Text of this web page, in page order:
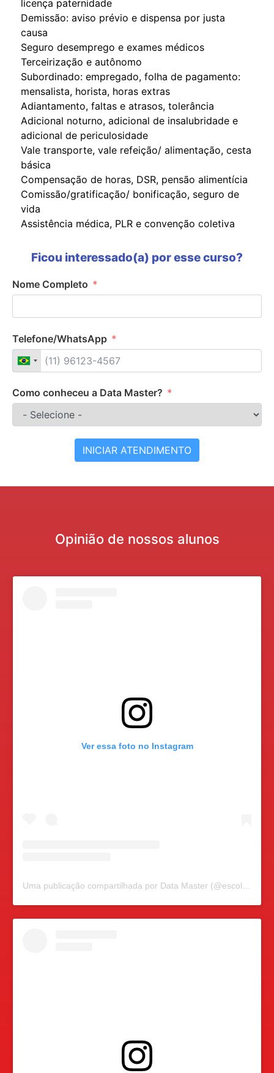
licença paternidade
Demissão: aviso prévio e dispensa por justa
causa
Seguro desemprego e exames médicos
Terceirização e autônomo
Subordinado: empregado, folha de pagamento:
mensalista, horista, horas extras
Adiantamento, faltas e atrasos, tolerância
Adicional noturno, adicional de insalubridade e
adicional de periculosidade
Vale transporte, vale refeição/ alimentação, cesta
básica
Compensação de horas, DSR, pensão alimentícia
Comissão/gratificação/ bonificação, seguro de
vida
Assistência médica, PLR e convenção coletiva
Ficou interessado(a) por esse curso?
Nome Completo
Telefone/WhatsApp
Como conheceu a Data Master?
INICIAR ATENDIMENTO
Opinião de nossos alunos
Ver essa foto no Instagram
Uma publicação compartilhada por Data Master (@escoladatamaster)